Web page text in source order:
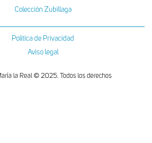
Colección Zubillaga
Política de Privacidad
Aviso legal
la Real © 2025. Todos los derechos